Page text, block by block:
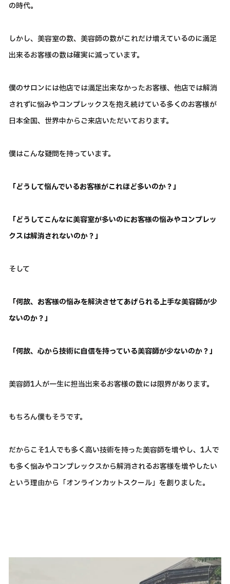
の時代。
しかし、美容室の数、美容師の数がこれだけ増えているのに満足
出来るお客様の数は確実に減っています。
僕のサロンには他店では満足出来なかったお客様、他店では解消
されずに悩みやコンプレックスを抱え続けている多くのお客様が
日本全国、世界中からご来店いただいております。
僕はこんな疑問を持っています。
「どうして悩んでいるお客様がこれほど多いのか？」
「どうしてこんなに美容室が多いのにお客様の悩みやコンプレッ
クスは解消されないのか？」
そして
「何故、お客様の悩みを解決させてあげられる上手な美容師が少
ないのか？」
「何故、心から技術に自信を持っている美容師が少ないのか？」
美容師1人が一生に担当出来るお客様の数には限界があります。
もちろん僕もそうです。
だからこそ1人でも多く高い技術を持った美容師を増やし、1人で
も多く悩みやコンプレックスから解消されるお客様を増やしたい
という理由から「オンラインカットスクール」を創りました。